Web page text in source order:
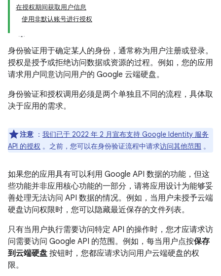
在授权期间获取用户信息
使用非默认账号进行授权
身份验证用于确定某人的身份，通常称为用户注册或登录。
授权是授予或拒绝访问数据或资源的过程。例如，您的应用
请求用户同意访问用户的 Google 云端硬盘。
身份验证和授权调用必须是两个单独且不同的流程，具体取
决于应用的需求。
注意 ： 我们已于 2022 年 2 月宣布支持 Google Identity 服务
API 的授权 。之前，您可以在身份验证流程中请求访问其他范围 。
如果您的应用具有可以利用 Google API 数据的功能，但这
些功能并非应用核心功能的一部分，请将应用设计为能够妥
善处理无法访问 API 数据的情况。例如，当用户未授予云端
硬盘访问权限时，您可以隐藏最近保存的文件列表。
只有当用户执行需要访问特定 API 的操作时，您才应请求访
问需要访问 Google API 的范围。例如，每当用户点按保存
到云端硬盘 按钮时，您都应请求访问用户云端硬盘的权
限。